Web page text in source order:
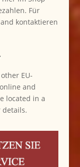
Für
kontaktieren
EU-
and
located in a
details.